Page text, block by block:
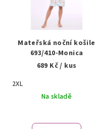
Mateřská noční košile
693/410-Monica
689 Kč/ kus
2XL
Na skladě